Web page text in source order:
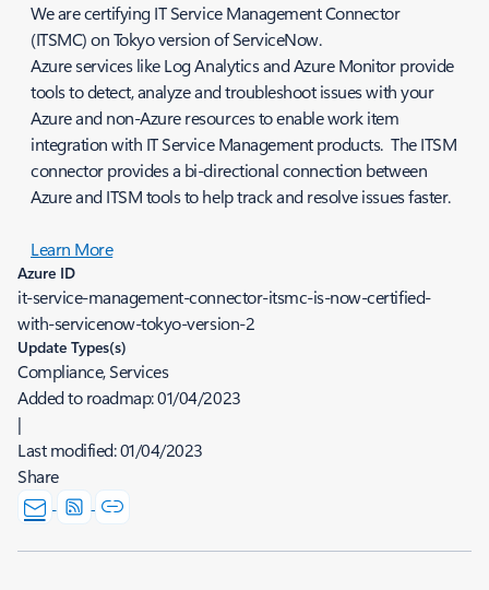
We are certifying IT Service Management Connector
(ITSMC) on Tokyo version of ServiceNow.
Azure services like Log Analytics and Azure Monitor provide
tools to detect, analyze and troubleshoot issues with your
Azure and non-Azure resources to enable work item
integration with IT Service Management products. The ITSM
connector provides a bi-directional connection between
Azure and ITSM tools to help track and resolve issues faster.
Learn More
Azure ID
it-service-management-connector-itsmc-is-now-certified-
with-servicenow-tokyo-version-2
Update Types(s)
Compliance, Services
Added to roadmap:01/04/2023
|
Last modified:01/04/2023
Share